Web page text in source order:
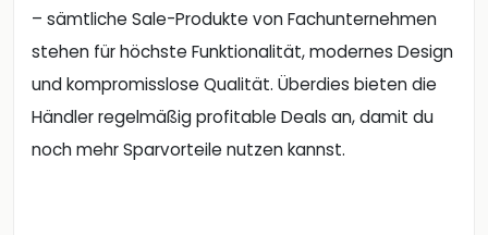
– sämtliche Sale-Produkte von Fachunternehmen
stehen für höchste Funktionalität, modernes Design
und kompromisslose Qualität. Überdies bieten die
Händler regelmäßig profitable Deals an, damit du
noch mehr Sparvorteile nutzen kannst.